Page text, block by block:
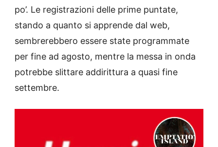
po’. Le registrazioni delle prime puntate,
stando a quanto si apprende dal web,
sembrerebbero essere state programmate
per fine ad agosto, mentre la messa in onda
potrebbe slittare addirittura a quasi fine
settembre.